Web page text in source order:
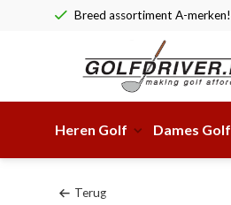
Breed assortiment A-merken!
Heren Golf Dames Golf
Terug